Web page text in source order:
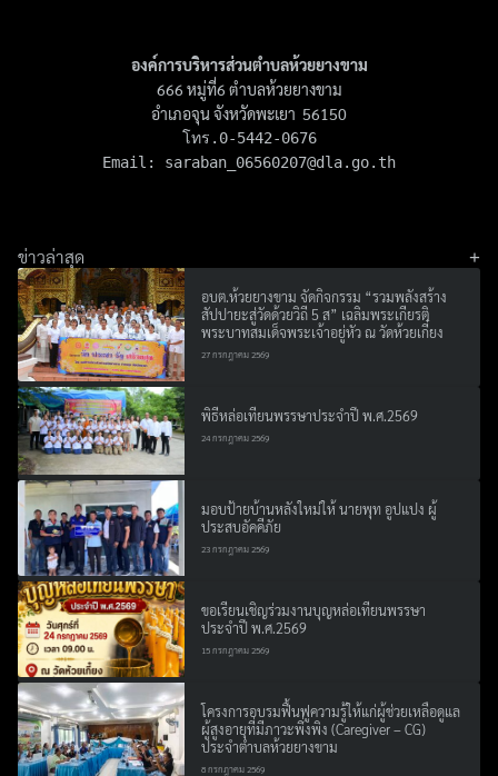
องค์การบริหารส่วนตำบลห้วยยางขาม
666 หมู่ที่6 ตำบลห้วยยางขาม
อำเภอจุน จังหวัดพะเยา 56150
โทร.0-5442-0676
Email: saraban_06560207@dla.go.th
ข่าวล่าสุด
อบต.ห้วยยางขาม จัดกิจกรรม “รวมพลังสร้าง
สัปปายะสู่วัดด้วยวิถี 5 ส” เฉลิมพระเกียรติ
พระบาทสมเด็จพระเจ้าอยู่หัว ณ วัดห้วยเกี๋ยง
27 กรกฎาคม 2569
พิธีหล่อเทียนพรรษาประจำปี พ.ศ.2569
24 กรกฎาคม 2569
มอบป้ายบ้านหลังใหม่ให้ นายพุท อูปแปง ผู้
ประสบอัคคีภัย
23 กรกฎาคม 2569
ขอเรียนเชิญร่วมงานบุญหล่อเทียนพรรษา
ประจำปี พ.ศ.2569
15 กรกฎาคม 2569
โครงการอบรมฟื้นฟูความรู้ให้แก่ผู้ช่วยเหลือดูแล
ผู้สูงอายุที่มีภาวะพึ่งพิง (Caregiver – CG)
ประจำตำบลห้วยยางขาม
8 กรกฎาคม 2569